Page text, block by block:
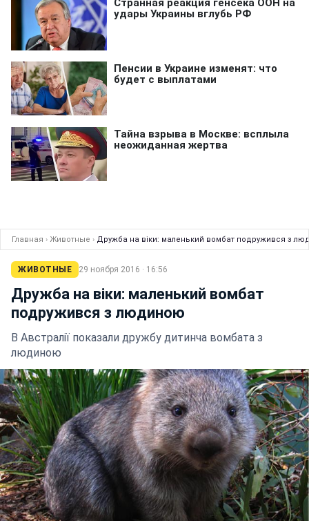
Главная › Животные › Дружба на віки: маленький вомбат подружився з
ЖИВОТНЫЕ 29 ноября 2016 · 16:56
Дружба на віки: маленький вомбат
подружився з людиною
В Австралії показали дружбу дитинча вомбата з
людиною